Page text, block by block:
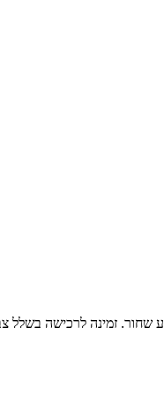
שחור. זמינה לרכישה בשלל